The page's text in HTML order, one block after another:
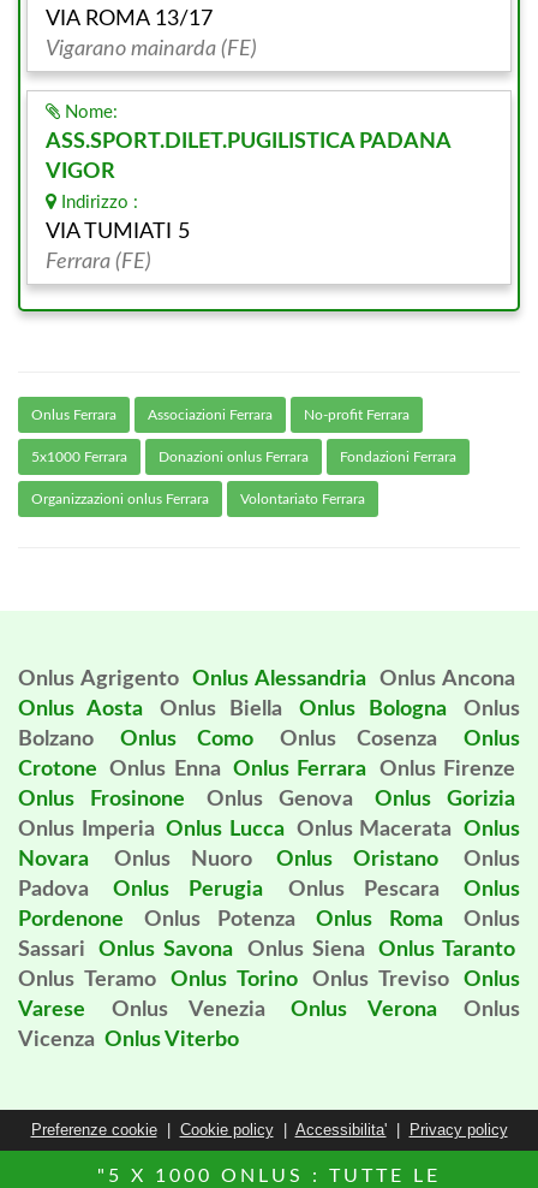
VIA ROMA 13/17
Vigarano mainarda (FE)
Nome:
ASS.SPORT.DILET.PUGILISTICA PADANA
VIGOR
Indirizzo :
VIA TUMIATI 5
Ferrara (FE)
Onlus Ferrara Associazioni Ferrara No-profit Ferrara
5x1000 Ferrara Donazioni onlus Ferrara Fondazioni Ferrara
Organizzazioni onlus Ferrara Volontariato Ferrara
Onlus Agrigento Onlus Alessandria
Onlus Ancona
Onlus Aosta
Onlus Biella Onlus Bologna
Onlus
Bolzano
Onlus Como Onlus Cosenza
Onlus
Crotone
Onlus Enna Onlus Ferrara
Onlus Firenze
Onlus Frosinone
Onlus Genova
Onlus Gorizia
Onlus Imperia Onlus Lucca Onlus Macerata
Onlus
Novara
Onlus Nuoro Onlus Oristano
Onlus
Padova
Onlus Perugia Onlus Pescara
Onlus
Pordenone
Onlus Potenza Onlus Roma
Onlus
Sassari
Onlus Savona Onlus Siena
Onlus Taranto
Onlus Teramo
Onlus Torino Onlus Treviso
Onlus
Varese
Onlus Venezia Onlus Verona
Onlus
Vicenza Onlus Viterbo
Preferenze cookie| Cookie policy| Accessibilita'| Privacy policy
"5 X 1000 ONLUS : TUTTE LE